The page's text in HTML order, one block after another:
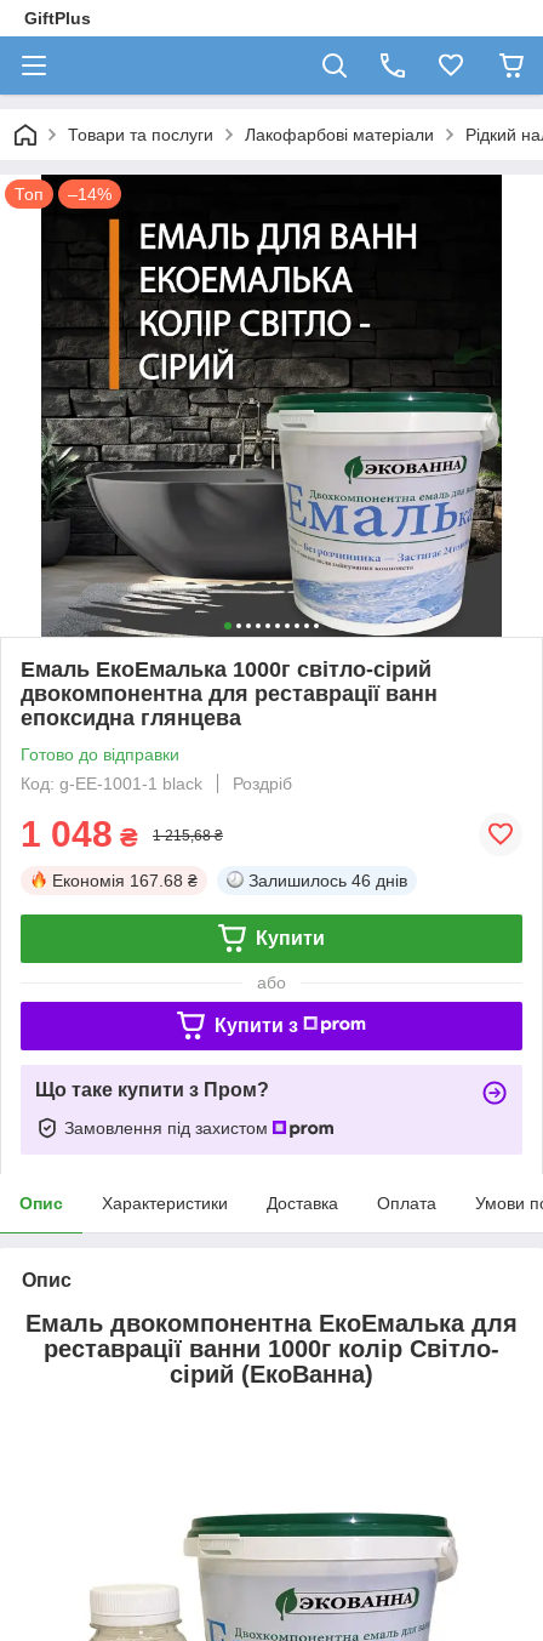
GiftPlus
Товари та послуги Лакофарбові матеріали Рідкий
Топ –14%
Емаль ЕкоЕмалька 1000г світло-сірий
двокомпонентна для реставрації ванн
епоксидна глянцева
Готово до відправки
Код: g-EE-1001-1 black
Роздріб
1 048 ₴ 1 215,68 ₴
Економія 167.68 ₴ Залишилось 46 днів
Купити
або
Купити з
Що таке купити з Пром?
Замовлення під захистом
Опис Характеристики Доставка Оплата Умови
Опис
Емаль двокомпонентна ЕкоЕмалька для
реставрації ванни 1000г колір Світло-
сірий (ЕкоВанна)